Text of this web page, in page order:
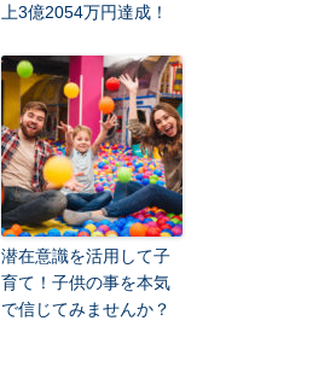
上3億2054万円達成！
潜在意識を活用して子
育て！子供の事を本気
で信じてみませんか？